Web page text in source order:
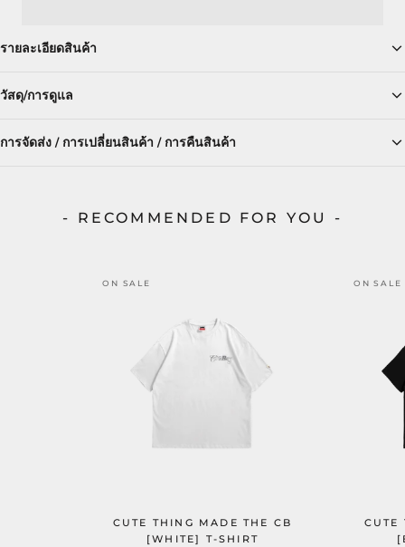
รายละเอียดสินค้า
วัสดุ/การดูแล
การจัดส่ง / การเปลี่ยนสินค้า / การคืนสินค้า
- RECOMMENDED FOR YOU -
ON SALE
CUTE THING MADE THE CB
[WHITE] T-SHIRT
ON SALE
CUTE